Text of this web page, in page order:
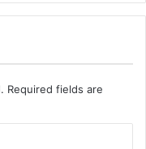
Required fields are